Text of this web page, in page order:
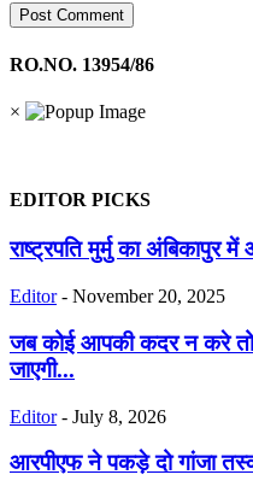
RO.NO. 13954/86
×
EDITOR PICKS
राष्ट्रपति मुर्मु का अंबिकापुर
Editor - November 20, 2025
जब कोई आपकी कदर न करे
जाएगी...
Editor - July 8, 2026
आरपीएफ ने पकड़े दो गांजा